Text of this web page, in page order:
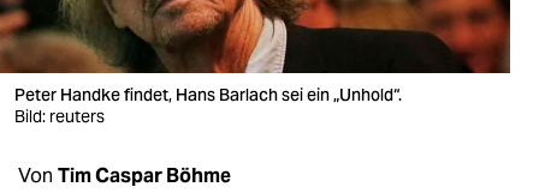
verlag
verlag
veranstaltungen
shop
Peter Handke findet, Hans Barlach sei ein „Unhold“.
Bild: reuters
Von Tim Caspar Böhme